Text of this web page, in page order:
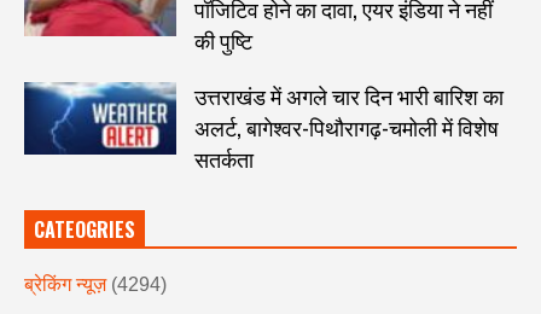
पॉजिटिव होने का दावा, एयर इंडिया ने नहीं
की पुष्टि
उत्तराखंड में अगले चार दिन भारी बारिश का
अलर्ट, बागेश्वर-पिथौरागढ़-चमोली में विशेष
सतर्कता
CATEOGRIES
ब्रेकिंग न्यूज़ (4294)